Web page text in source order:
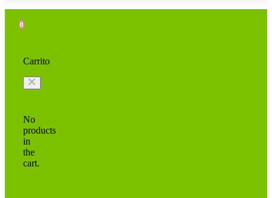
0
Carrito
No
products
in
the
cart.